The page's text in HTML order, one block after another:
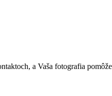
a Vaša fotografia